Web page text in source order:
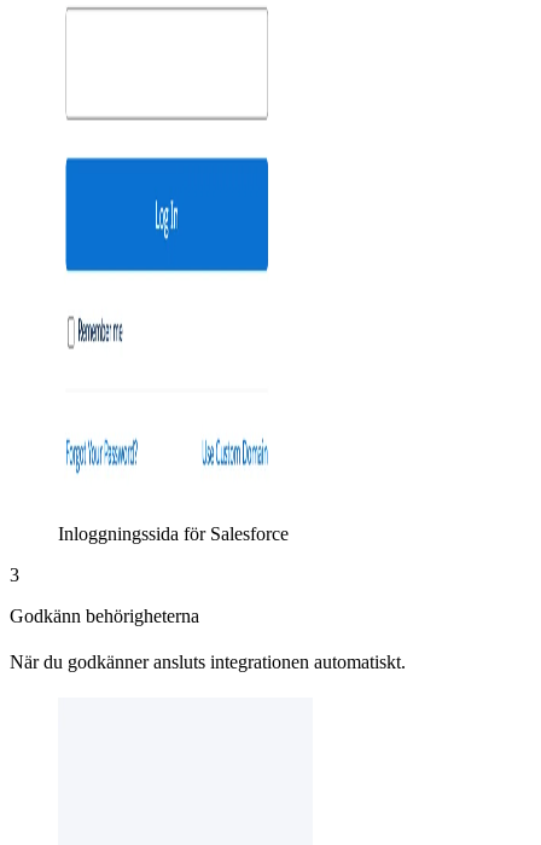
Inloggningssida för Salesforce
3
Godkänn behörigheterna
När du godkänner ansluts integrationen automatiskt.